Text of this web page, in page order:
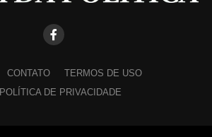
CONTATO
TERMOS DE USO
POLÍTICA DE PRIVACIDADE